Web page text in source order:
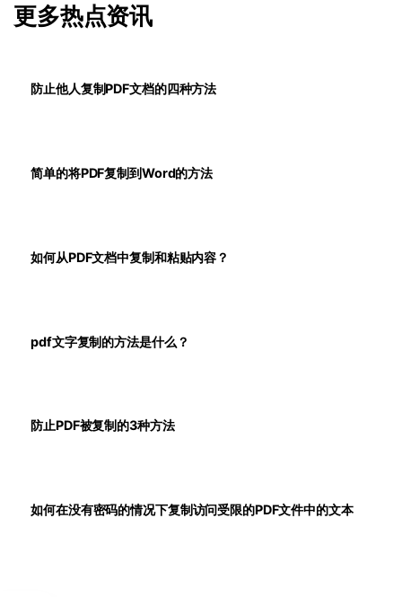
更多热点资讯
防止他人复制PDF文档的四种方法
简单的将PDF复制到Word的方法
如何从PDF文档中复制和粘贴内容？
pdf文字复制的方法是什么？
防止PDF被复制的3种方法
如何在没有密码的情况下复制访问受限的PDF文件中的文本